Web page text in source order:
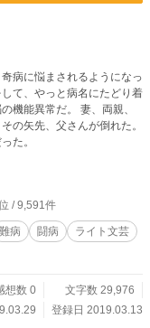
病に悩まされるようになっ
て、やっと病名にたどり着
機能異常だ。 妻、両親、
の矢先、父さんが倒れた。
た。
/ 9,591件
難病 闘病
ライト文芸
想数 0
文字数 29,976
登録日 2019.03.13